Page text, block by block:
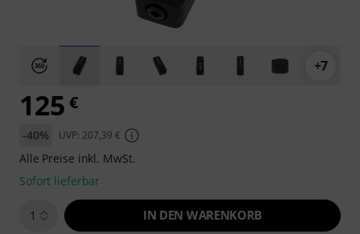
+7
125 €
-40% UVP: 207,39 €
Alle Preise inkl. MwSt.
Sofort lieferbar
1 IN DEN WARENKORB